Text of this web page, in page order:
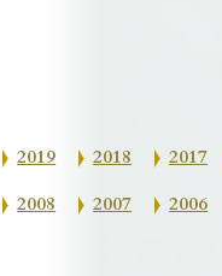
2019 2018 2017
2008 2007 2006